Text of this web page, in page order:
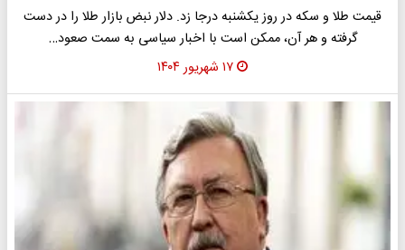
قیمت طلا و سکه در روز یکشنبه درجا زد. دلار نبض بازار طلا را در دست
گرفته و هر آن، ممکن است با اخبار سیاسی به سمت صعود…
۱۷ شهریور ۱۴۰۴